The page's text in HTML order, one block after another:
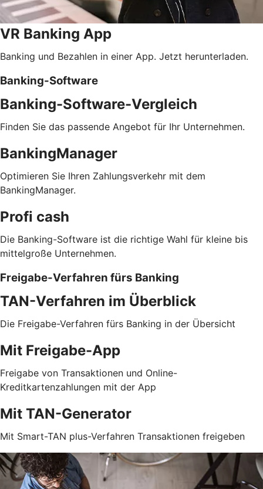
VR Banking App
Banking und Bezahlen in einer App. Jetzt herunterladen.
Banking-Software
Banking-Software-Vergleich
Finden Sie das passende Angebot für Ihr Unternehmen.
BankingManager
Optimieren Sie Ihren Zahlungsverkehr mit dem
BankingManager.
Profi cash
Die Banking-Software ist die richtige Wahl für kleine bis
mittelgroße Unternehmen.
Freigabe-Verfahren fürs Banking
TAN-Verfahren im Überblick
Die Freigabe-Verfahren fürs Banking in der Übersicht
Mit Freigabe-App
Freigabe von Transaktionen und Online-
Kreditkartenzahlungen mit der App
Mit TAN-Generator
Mit Smart-TAN plus-Verfahren Transaktionen freigeben